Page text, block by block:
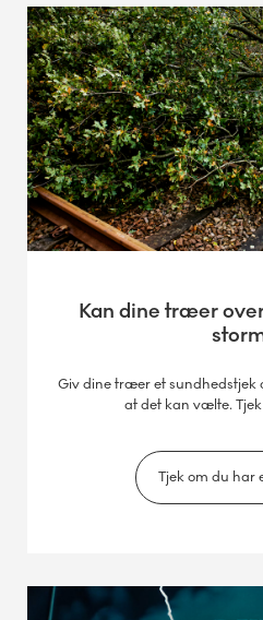
Kan dine træer
Giv dine træer et sundhedstjek
at det kan vælte.
Tjek om du har